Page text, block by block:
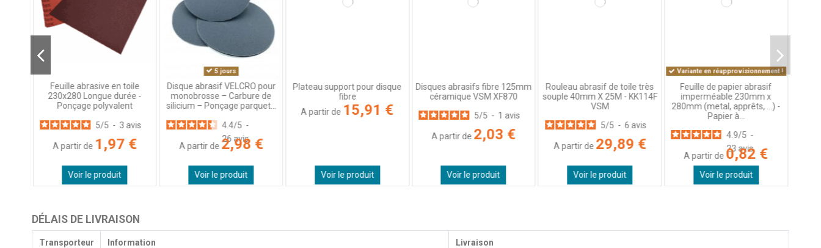
4étoiles
3étoiles
0
2étoiles
Très bon produit que je connaissais déjà
Feuille abrasive en toile
230x280 Longue durée -
Ponçage polyvalent
5/5 - 3 avis
A partir de 1,97 €
Voir le produit
5 jours
Disque abrasif VELCRO pour
monobrosse – Carbure de
silicium – Ponçage parquet...
4.4/5 -
26 avis
A partir de 2,98 €
Voir le produit
Plateau support pour disque
fibre
A partir de 15,91 €
Voir le produit
Disques abrasifs fibre 125mm
céramique VSM XF870
5/5 - 1 avis
A partir de 2,03 €
Voir le produit
Rouleau abrasif de toile très
souple 40mm X 25M - KK114F
VSM
5/5 - 6 avis
A partir de 29,89 €
Voir le produit
Variante en réapprovisionnement !
Feuille de papier abrasif
imperméable 230mm x
280mm (metal, apprêts, ...) -
Papier à...
4.9/5 -
23 avis
A partir de 0,82 €
Voir le produit
DÉLAIS DE LIVRAISON
Transporteur Information Livraison